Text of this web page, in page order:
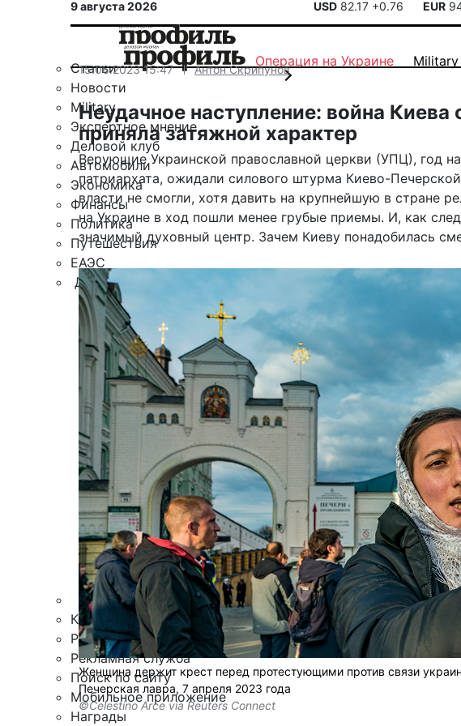
9 августа 2026 USD 82.17 +0.76 EUR
Статьи
Новости
Military
Экспертное мнение
Деловой клуб
Автомобили
Экономика
Финансы
Политика
Путешествия
ЕАЭС
Другие рубрики
Спецпроект «Юрий Мамлеев»
Календарь событий
Зарубежье
Армия
Персона
Наука и Технологии
Культура
Общество
Спорт
Здоровье
Происшествия
Дайджесты
Стиль жизни
Новости партнеров
Интересное
Контакты
Редакция
Рекламная служба
Поиск по сайту
Мобильное приложение
Награды
Операция на Украине Military
15.06.2023 15:47 Антон Скрипунов
Неудачное наступление: война
приняла затяжной характер
Верующие Украинской православной церкви (УПЦ), год
патриархата, ожидали силового штурма Киево-
власти не смогли, хотя давить на крупнейшую в стране
на Украине в ход пошли менее грубые приемы. И, как
значимый духовный центр. Зачем Киеву понадобилась
Женщина держит крест перед протестующими против связи
Печерская лавра, 7 апреля 2023 года
©Celestino Arce via Reuters Connect